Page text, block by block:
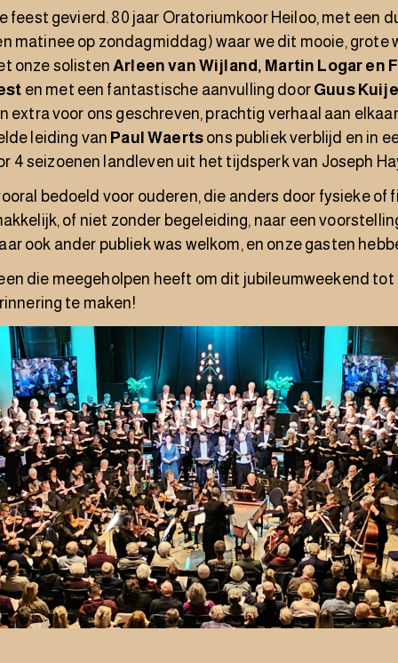
feest gevierd. 80 jaar Oratoriumkoor Heiloo, met een
matinee op zondagmiddag) waar we dit mooie, grote
onze solistenArleen van Wijland, Martin Logar en
en met een fantastische aanvulling door Guus
extra voor ons geschreven, prachtig verhaal aan
leiding van Paul Waerts ons publiek verblijd en in
4 seizoenen landleven uit het tijdsperk van Joseph
bedoeld voor ouderen, die anders door fysieke of
of niet zonder begeleiding, naar een
ook ander publiek was welkom, en onze gasten
die meegeholpen heeft om dit jubileumweekend tot
te maken!